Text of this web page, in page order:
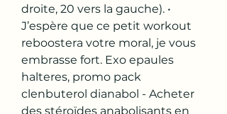
droite, 20 vers la gauche). •
J’espère que ce petit workout
reboostera votre moral, je vous
embrasse fort. Exo epaules
halteres, promo pack
clenbuterol dianabol - Acheter
des stéroïdes anabolisants en